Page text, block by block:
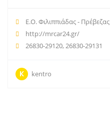
Ε.Ο. Φιλιππιάδας - Πρέβεζας
http://mrcar24.gr/
26830-29120, 26830-29131
K kentro